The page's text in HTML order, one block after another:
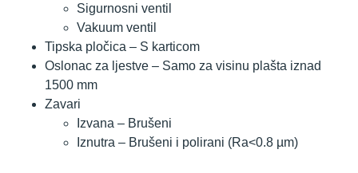
Sigurnosni ventil
Vakuum ventil
Tipska pločica – S karticom
Oslonac za ljestve – Samo za visinu plašta iznad
1500 mm
Zavari
Izvana – Brušeni
Iznutra – Brušeni i polirani (Ra<0.8 µm)